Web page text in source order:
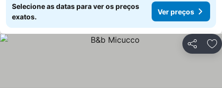
Selecione as datas para ver os preços
exatos.
Ver preços
Partilhar